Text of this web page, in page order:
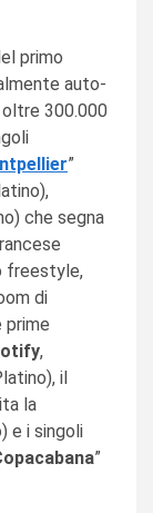
primo
auto-
300.000
”
che segna
freestyle,
di
prime
,
il
la
e i singoli
”